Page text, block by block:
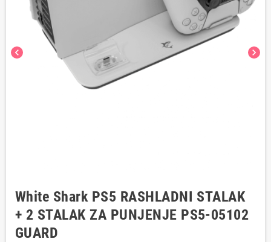
chevron_left chevron_right
White Shark PS5 RASHLADNI STALAK
+ 2 STALAK ZA PUNJENJE PS5-05102
GUARD